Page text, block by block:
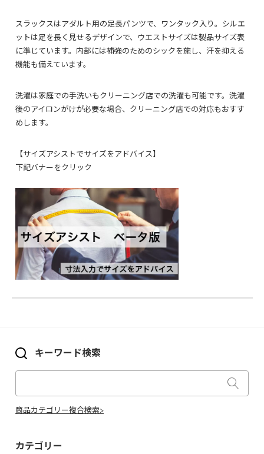
スラックスはアダルト用の足長パンツで、ワンタック入り。シルエ
ットは足を長く見せるデザインで、ウエストサイズは製品サイズ表
に準じています。内部には補強のためのシックを施し、汗を抑える
機能も備えています。
洗濯は家庭での手洗いもクリーニング店での洗濯も可能です。洗濯
後のアイロンがけが必要な場合、クリーニング店での対応もおすす
めします。
【サイズアシストでサイズをアドバイス】
下記バナーをクリック
キーワード検索
商品カテゴリー複合検索>
カテゴリー